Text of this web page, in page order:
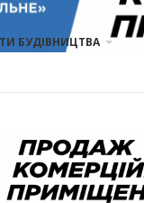
БУДІВНИЦТВА